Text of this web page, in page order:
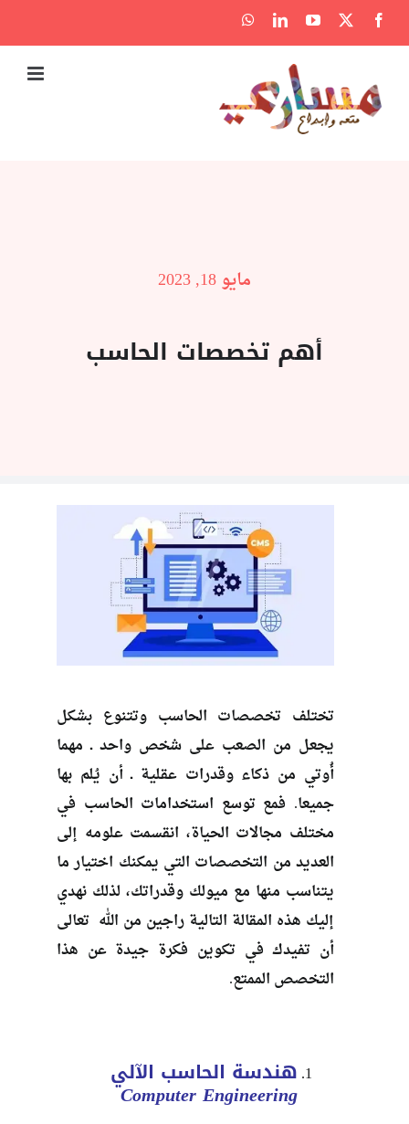
to
content
Facebook
X
YouTube
LinkedIn
WhatsApp
مايو 18, 2023
أهم تخصصات الحاسب
تختلف تخصصات الحاسب وتتنوع بشكل
يجعل من الصعب على شخص واحد ـ مهما
أُوتي من ذكاء وقدرات عقلية ـ أن يُلم بها
جميعا. فمع توسع استخدامات الحاسب في
مختلف مجالات الحياة، انقسمت علومه إلى
العديد من التخصصات التي يمكنك اختيار ما
يتناسب منها مع ميولك وقدراتك، لذلك نهدي
إليك هذه المقالة التالية راجين من الله تعالى
أن تفيدك في تكوين فكرة جيدة عن هذا
التخصص الممتع.
هندسة الحاسب الآلي
Computer Engineering